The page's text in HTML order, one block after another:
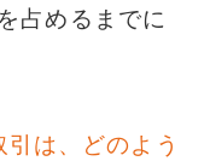
占めるまでに
は、どのよう